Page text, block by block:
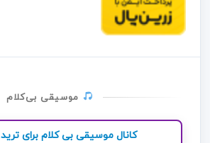
موسیقی بی‌کلام
کانال موسیقی بی کلام برای ترید